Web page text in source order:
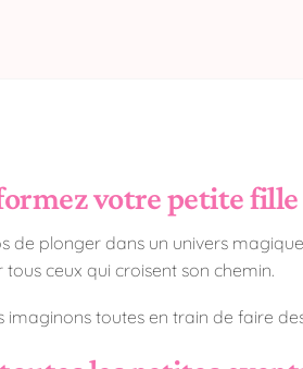
votre petite
de plonger dans un univers
tous ceux qui croisent son chemin.
imaginons toutes en train de faire